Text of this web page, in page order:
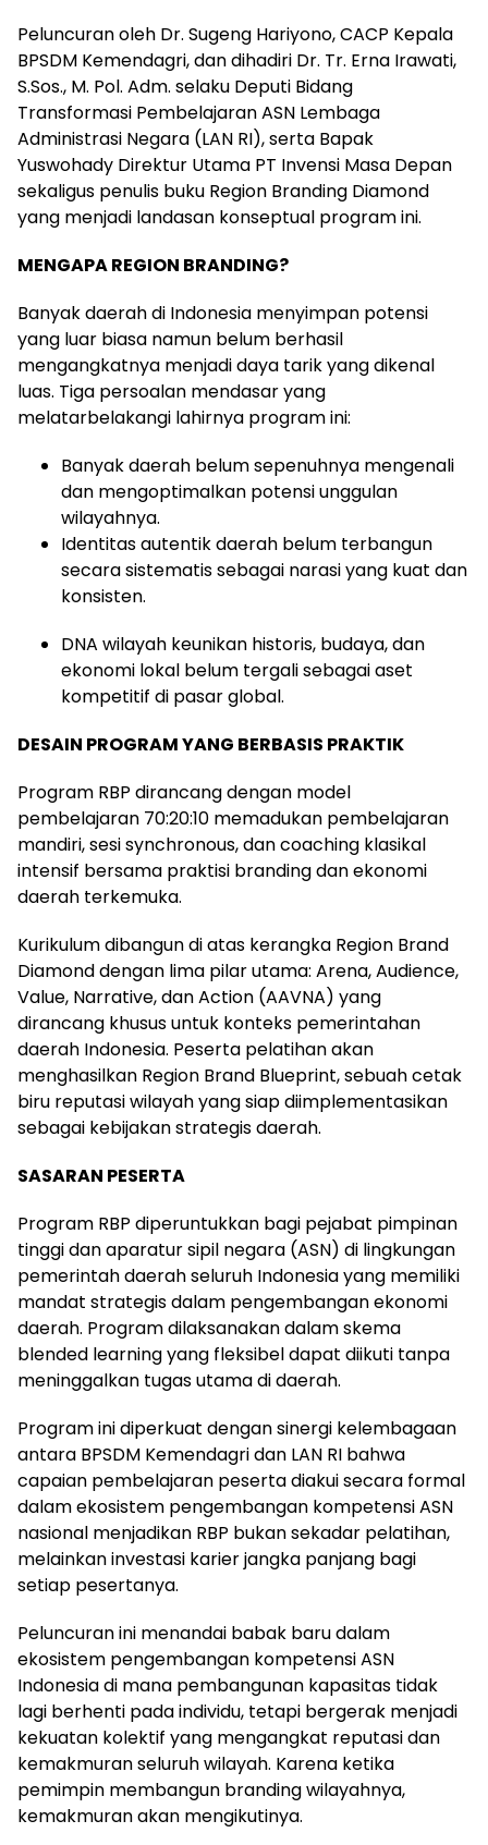
Peluncuran oleh Dr. Sugeng Hariyono, CACP Kepala
BPSDM Kemendagri, dan dihadiri Dr. Tr. Erna Irawati,
S.Sos., M. Pol. Adm. selaku Deputi Bidang
Transformasi Pembelajaran ASN Lembaga
Administrasi Negara (LAN RI), serta Bapak
Yuswohady Direktur Utama PT Invensi Masa Depan
sekaligus penulis buku Region Branding Diamond
yang menjadi landasan konseptual program ini.
MENGAPA REGION BRANDING?
Banyak daerah di Indonesia menyimpan potensi
yang luar biasa namun belum berhasil
mengangkatnya menjadi daya tarik yang dikenal
luas. Tiga persoalan mendasar yang
melatarbelakangi lahirnya program ini:
Banyak daerah belum sepenuhnya mengenali
dan mengoptimalkan potensi unggulan
wilayahnya.
Identitas autentik daerah belum terbangun
secara sistematis sebagai narasi yang kuat dan
konsisten.
DNA wilayah keunikan historis, budaya, dan
ekonomi lokal belum tergali sebagai aset
kompetitif di pasar global.
DESAIN PROGRAM YANG BERBASIS PRAKTIK
Program RBP dirancang dengan model
pembelajaran 70:20:10 memadukan pembelajaran
mandiri, sesi synchronous, dan coaching klasikal
intensif bersama praktisi branding dan ekonomi
daerah terkemuka.
Kurikulum dibangun di atas kerangka Region Brand
Diamond dengan lima pilar utama: Arena, Audience,
Value, Narrative, dan Action (AAVNA) yang
dirancang khusus untuk konteks pemerintahan
daerah Indonesia. Peserta pelatihan akan
menghasilkan Region Brand Blueprint, sebuah cetak
biru reputasi wilayah yang siap diimplementasikan
sebagai kebijakan strategis daerah.
SASARAN PESERTA
Program RBP diperuntukkan bagi pejabat pimpinan
tinggi dan aparatur sipil negara (ASN) di lingkungan
pemerintah daerah seluruh Indonesia yang memiliki
mandat strategis dalam pengembangan ekonomi
daerah. Program dilaksanakan dalam skema
blended learning yang fleksibel dapat diikuti tanpa
meninggalkan tugas utama di daerah.
Program ini diperkuat dengan sinergi kelembagaan
antara BPSDM Kemendagri dan LAN RI bahwa
capaian pembelajaran peserta diakui secara formal
dalam ekosistem pengembangan kompetensi ASN
nasional menjadikan RBP bukan sekadar pelatihan,
melainkan investasi karier jangka panjang bagi
setiap pesertanya.
Peluncuran ini menandai babak baru dalam
ekosistem pengembangan kompetensi ASN
Indonesia di mana pembangunan kapasitas tidak
lagi berhenti pada individu, tetapi bergerak menjadi
kekuatan kolektif yang mengangkat reputasi dan
kemakmuran seluruh wilayah. Karena ketika
pemimpin membangun branding wilayahnya,
kemakmuran akan mengikutinya.